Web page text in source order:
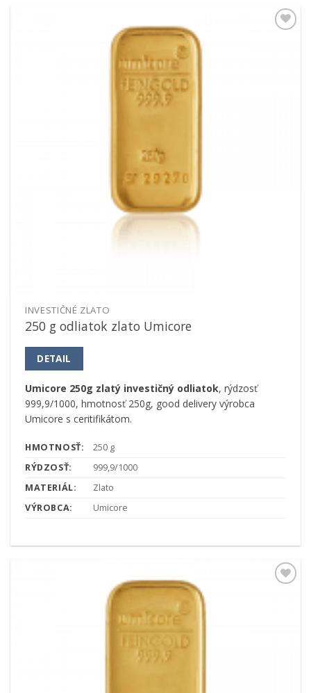
INVESTIČNÉ ZLATO
250 g odliatok zlato Umicore
DETAIL
Umicore 250g zlatý investičný odliatok, rýdzosť
999,9/1000, hmotnosť 250g, good delivery výrobca
Umicore s ceritifikátom.
HMOTNOSŤ:
250 g
RÝDZOSŤ:
999,9/1000
MATERIÁL:
Zlato
VÝROBCA:
Umicore